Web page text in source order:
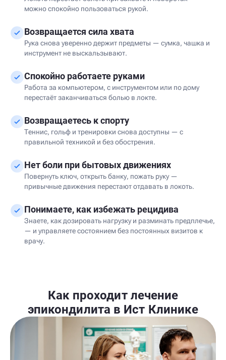
можно спокойно пользоваться рукой.
Возвращается сила хвата
Рука снова уверенно держит предметы — сумка, чашка и
инструмент не выскальзывают.
Спокойно работаете руками
Работа за компьютером, с инструментом или по дому
перестаёт заканчиваться болью в локте.
Возвращаетесь к спорту
Теннис, гольф и тренировки снова доступны — с
правильной техникой и без обострения.
Нет боли при бытовых движениях
Повернуть ключ, открыть банку, пожать руку —
привычные движения перестают отдавать в локоть.
Понимаете, как избежать рецидива
Знаете, как дозировать нагрузку и разминать предплечье,
— и управляете состоянием без постоянных визитов к
врачу.
Как проходит лечение
эпикондилита в Ист Клинике